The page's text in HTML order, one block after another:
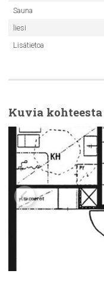
Sauna
liesi
Lisätietoa
Kuvia kohteesta